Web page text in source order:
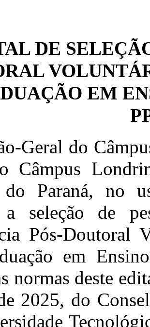
DE
EM
Geral do
Câmpus
do Paraná, no
seleção de
Pós-Doutoral
em
normas deste
2025, do